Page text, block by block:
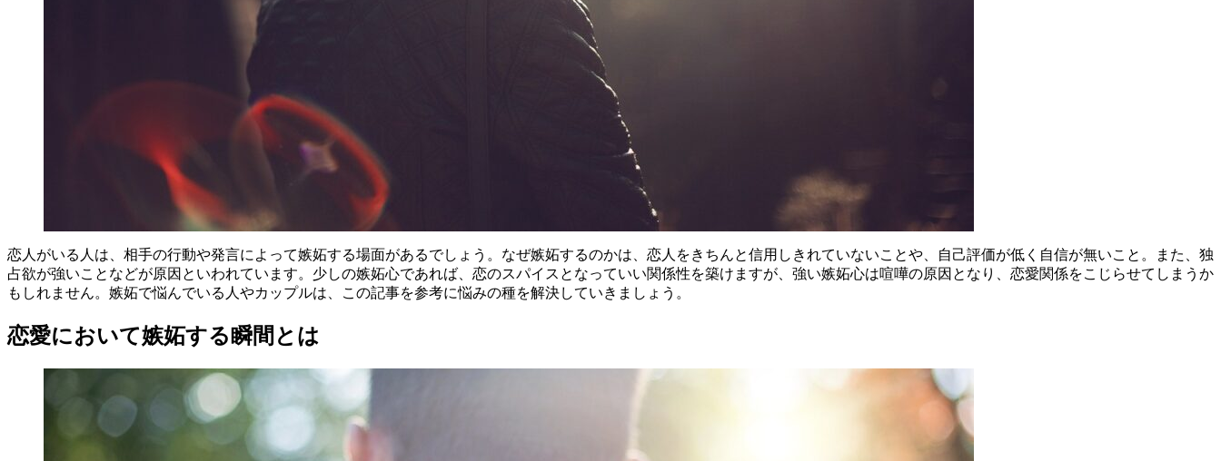
恋人がいる人は、相手の行動や発言によって嫉妬する場面があるでしょう。なぜ嫉妬するのかは、恋人をきちんと信用しきれていないことや、自己評価が低く自信が無いこと。また、独
占欲が強いことなどが原因といわれています。少しの嫉妬心であれば、恋のスパイスとなっていい関係性を築けますが、強い嫉妬心は喧嘩の原因となり、恋愛関係をこじらせてしまうか
もしれません。嫉妬で悩んでいる人やカップルは、この記事を参考に悩みの種を解決していきましょう。
恋愛において嫉妬する瞬間とは